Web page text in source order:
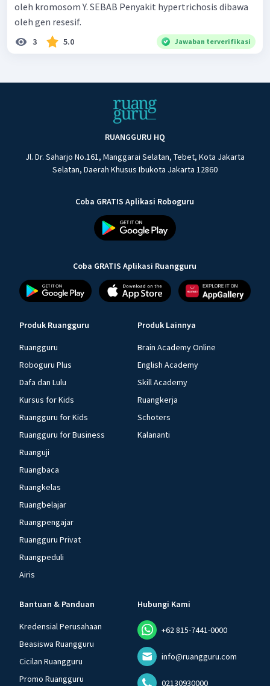
oleh kromosom Y. SEBAB Penyakit hypertrichosis dibawa
oleh gen resesif.
3 5.0 Jawaban terverifikasi
RUANGGURU HQ
Jl. Dr. Saharjo No.161, Manggarai Selatan, Tebet, Kota Jakarta
Selatan, Daerah Khusus Ibukota Jakarta 12860
Coba GRATIS Aplikasi Roboguru
Coba GRATIS Aplikasi Ruangguru
Produk Ruangguru
Ruangguru
Roboguru Plus
Dafa dan Lulu
Kursus for Kids
Ruangguru for Kids
Ruangguru for Business
Ruanguji
Ruangbaca
Ruangkelas
Ruangbelajar
Ruangpengajar
Ruangguru Privat
Ruangpeduli
Airis
Produk Lainnya
Brain Academy Online
English Academy
Skill Academy
Ruangkerja
Schoters
Kalananti
Bantuan & Panduan
Kredensial Perusahaan
Beasiswa Ruangguru
Cicilan Ruangguru
Promo Ruangguru
Hubungi Kami
+62 815-7441-0000
info@ruangguru.com
02130930000